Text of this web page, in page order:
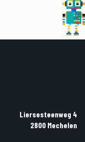
Liersesteenweg 4
2800 Mechelen